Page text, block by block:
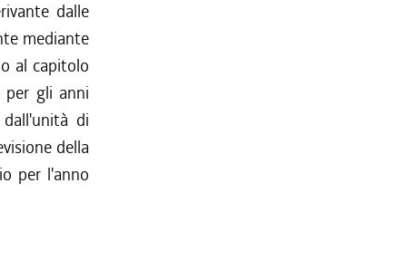
dalle
mediante
al capitolo
per gli anni
di
della
per l'anno